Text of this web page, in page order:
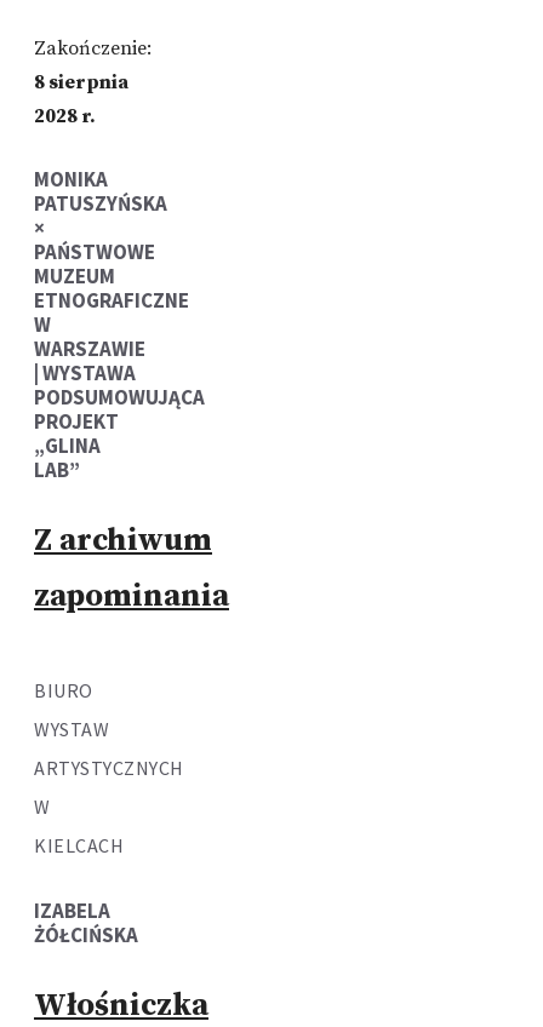
Zakończenie:
8 sierpnia
2028 r.
MONIKA
PATUSZYŃSKA
×
PAŃSTWOWE
MUZEUM
ETNOGRAFICZNE
W
WARSZAWIE
| WYSTAWA
PODSUMOWUJĄCA
PROJEKT
„GLINA
LAB”
Z archiwum
zapominania
BIURO
WYSTAW
ARTYSTYCZNYCH
W
KIELCACH
IZABELA
ŻÓŁCIŃSKA
Włośniczka